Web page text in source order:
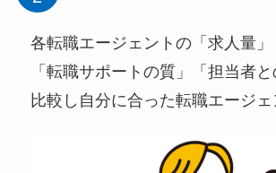
各転職エージェントの「求人量」
「転職サポートの質」「担当者
比較し自分に合った転職エージ